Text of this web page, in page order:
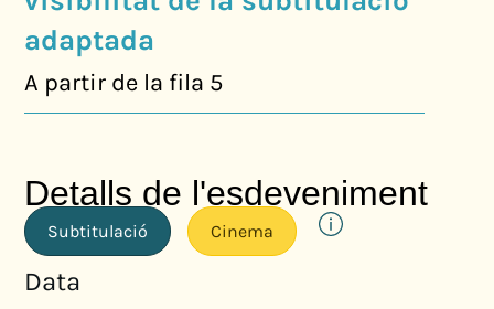
adaptada
A partir de la fila 5
Detalls de l'esdeveniment
Subtitulació Cinema
Data